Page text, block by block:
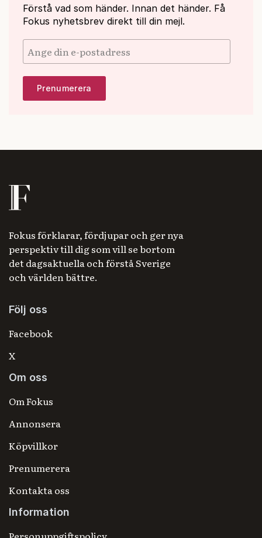
Förstå vad som händer. Innan det händer. Få
Fokus nyhetsbrev direkt till din mejl.
Fokus förklarar, fördjupar och ger nya
perspektiv till dig som vill se bortom
det dagsaktuella och förstå Sverige
och världen bättre.
Följ oss
Facebook
X
Om oss
Om Fokus
Annonsera
Köpvillkor
Prenumerera
Kontakta oss
Information